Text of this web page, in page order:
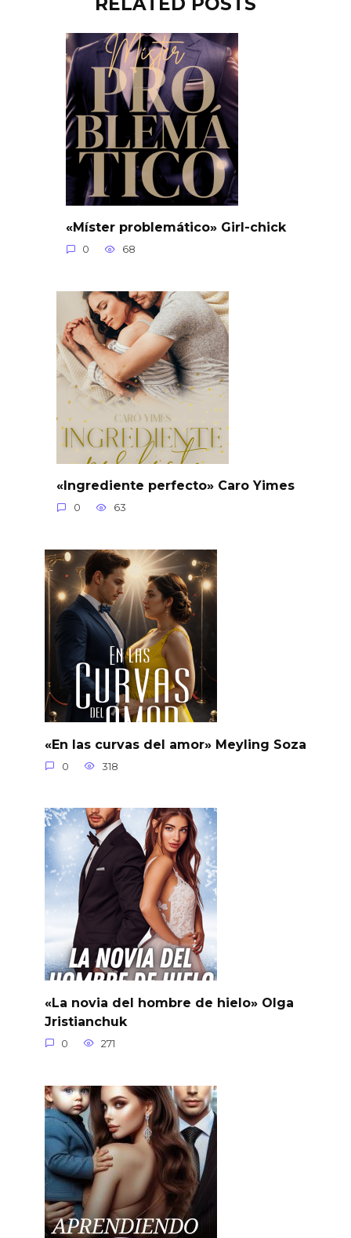
«Míster problemático» Girl-chick
0 68
«Ingrediente perfecto» Caro Yimes
0 63
«En las curvas del amor» Meyling Soza
0 318
«La novia del hombre de hielo» Olga
Jristianchuk
0 271